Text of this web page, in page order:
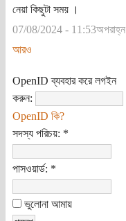
নেয়া কিছুটা সময় ।
07/08/2024 - 11:53অপরাহ্ন
আরও
OpenID ব্যবহার করে লগইন
করুন:
OpenID কি?
সদস্য পরিচয়: *
পাসওয়ার্ড: *
ভুলোনা আমায়